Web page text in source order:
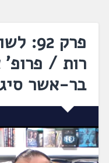
פרק
רות / פרופ'
בר-אשר